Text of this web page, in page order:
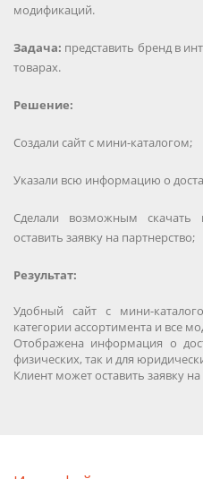
модификаций.
Задача: представить бренд в
товарах.
Решение:
Создали сайт с мини-каталогом;
Указали всю информацию о
Сделали возможным
оставить заявку на партнерство;
Результат:
Удобный сайт с мини-
категории ассортимента и все
Отображена информация о
физических, так и для
Клиент может оставить заявку